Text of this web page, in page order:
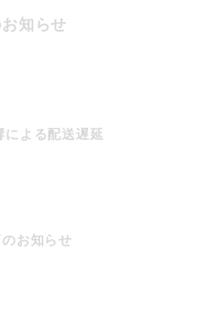
知らせ
による配送遅延
お知らせ